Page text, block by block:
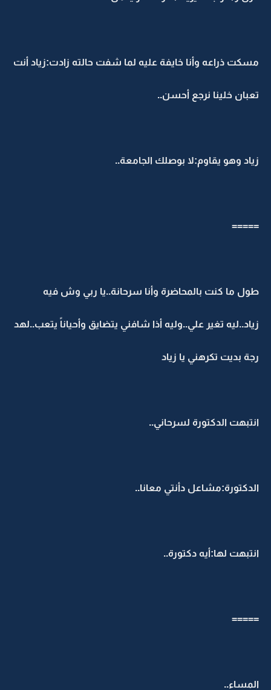
مسكت ذراعه وأنا خايفة عليه لما شفت حالته زادت:زياد أنت
تعبان خلينا نرجع أحسن..
زياد وهو يقاوم:لا بوصلك الجامعة..
=====
طول ما كنت بالمحاضرة وأنا سرحانة..يا ربي وش فيه
زياد..ليه تغير علي..وليه أذا شافني يتضايق وأحياناً يتعب..لهد
رجة بديت تكرهني يا زياد
انتبهت الدكتورة لسرحاني..
الدكتورة:مشاعل دأنتي معانا..
انتبهت لها:أيه دكتورة..
=====
المساء..